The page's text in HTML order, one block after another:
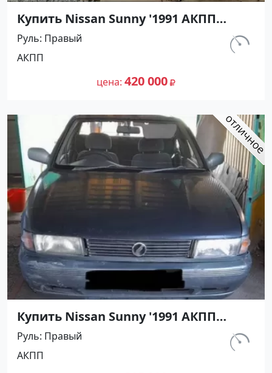
Купить Nissan Sunny '1991 АКПП
(1400/75 л.с.) Бензин инжектор
Воронежская цвет Серый Седан по
цене 420000 рублей, объявление
№27501 на сайте Авторынок23
км.
Руль Правый
АКПП
цена 420 000
Купить Nissan Sunny '1991 АКПП
(1400/75 л.с.) Бензин инжектор
Кореновск цвет Серый Седан по
цене 395000 рублей, объявление
км.
Руль Правый
АКПП